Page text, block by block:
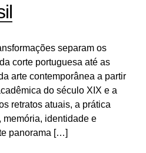
separam os
corte portuguesa até as
arte contemporânea a partir
do século XIX e a
retratos atuais, a prática
memória, identidade e
panorama […]